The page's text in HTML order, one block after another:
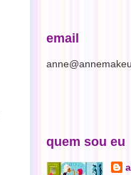
email
quem sou eu